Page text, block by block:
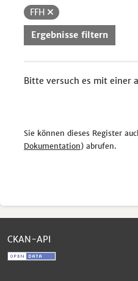
FFH
Ergebnisse filtern
Bitte versuch es mit einer
Sie können dieses Register
Dokumentation) abrufen.
CKAN-API